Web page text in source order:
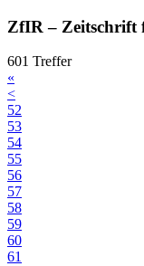
ZfIR – Zeitschrift
601 Treffer
«
<
52
53
54
55
56
57
58
59
60
61